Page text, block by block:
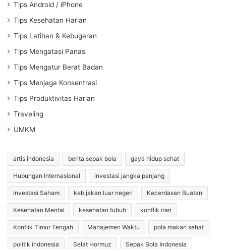
Tips Android / iPhone
Tips Kesehatan Harian
Tips Latihan & Kebugaran
Tips Mengatasi Panas
Tips Mengatur Berat Badan
Tips Menjaga Konsentrasi
Tips Produktivitas Harian
Traveling
UMKM
artis indonesia berita sepak bola gaya hidup sehat
Hubungan Internasional investasi jangka panjang
Investasi Saham kebijakan luar negeri Kecerdasan Buatan
Kesehatan Mental kesehatan tubuh konflik iran
Konflik Timur Tengah Manajemen Waktu pola makan sehat
politik indonesia Selat Hormuz Sepak Bola Indonesia